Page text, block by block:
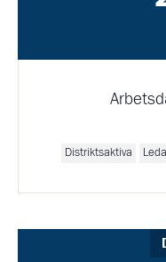
Distriktsaktiva